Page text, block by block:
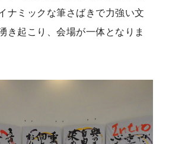
ナミックな筆さばきで力強い文
き起こり、会場が一体となりま